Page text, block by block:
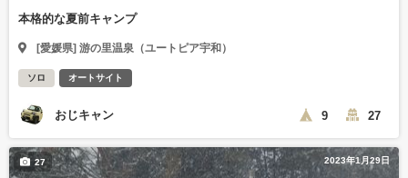
本格的な夏前キャンプ
[愛媛県] 游の里温泉（ユートピア宇和）
ソロ オートサイト
おじキャン 9 27
2023年1月29日
27